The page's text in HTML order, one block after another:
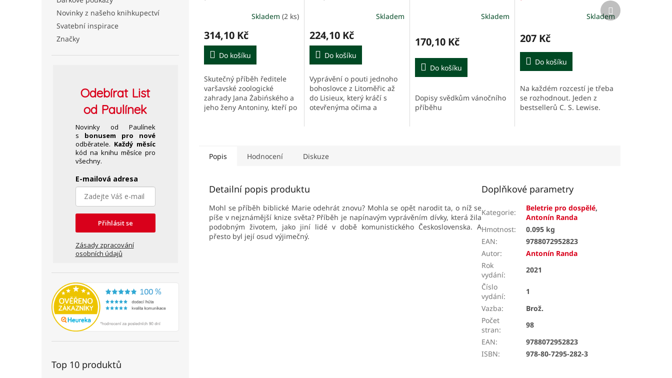
Novinky z našeho knihkupectví
Svatební inspirace
Značky
OdebíratList
od Paulínek
Novinky od Paulínek
s bonusem pro nové
odběratele. Každý měsíc
kód na knihu měsíce pro
všechny.
E-mailová adresa
Přihlásit se
Zásady zpracování
osobních údajů
Top 10 produktů
Skladem (2 ks)
314,10 Kč
Do košíku
Skutečný příběh ředitele
varšavské zoologické
zahrady Jana Żabińského a
jeho ženy Antoniny, kteří po
Skladem
224,10 Kč
Do košíku
Vyprávění o pouti jednoho
bohoslovce z Litoměřic až
do Lisieux, který kráčí s
otevřenýma očima a
Skladem
170,10 Kč
Do košíku
Dopisy svědkům vánočního
příběhu
produktu
5,0
5
hvězdiček.
Skladem
207 Kč
Do košíku
Na každém rozcestí je třeba
se rozhodnout. Jeden z
bestsellerů C. S. Lewise.
Další
produkt
Popis Hodnocení Diskuze
Detailní popis produktu
Mohl se příběh biblické Marie odehrát znovu? Mohla se opět narodit ta, o níž se
píše v nejznámější knize světa? Příběh je napínavým vyprávěním dívky, která žila
podobným životem, jako jiní lidé v době komunistického Československa. A
přesto byl její osud výjimečný.
Doplňkové parametry
Kategorie: Beletrie pro dospělé,
Antonín Randa
Hmotnost:
0.095 kg
EAN:
9788072952823
Autor:
Antonín Randa
Rok
vydání:
2021
Číslo
vydání:
1
Vazba:
Brož.
Počet
stran:
98
EAN:
9788072952823
ISBN: 978-80-7295-282-3